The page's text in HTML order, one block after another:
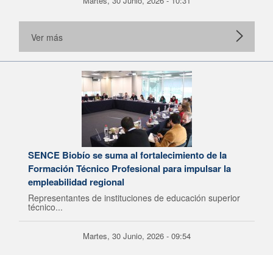
Ver más
SENCE Biobío se suma al fortalecimiento de la
Formación Técnico Profesional para impulsar la
empleabilidad regional
Representantes de instituciones de educación superior
técnico...
Martes, 30 Junio, 2026 - 09:54